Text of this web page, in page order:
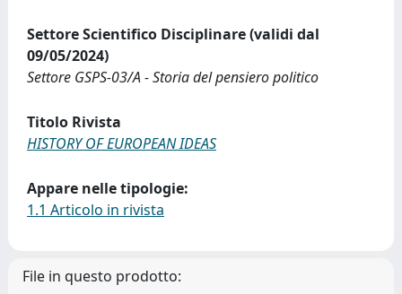
Settore Scientifico Disciplinare (validi dal
09/05/2024)
Settore GSPS-03/A - Storia del pensiero politico
Titolo Rivista
HISTORY OF EUROPEAN IDEAS
Appare nelle tipologie:
1.1 Articolo in rivista
File in questo prodotto: